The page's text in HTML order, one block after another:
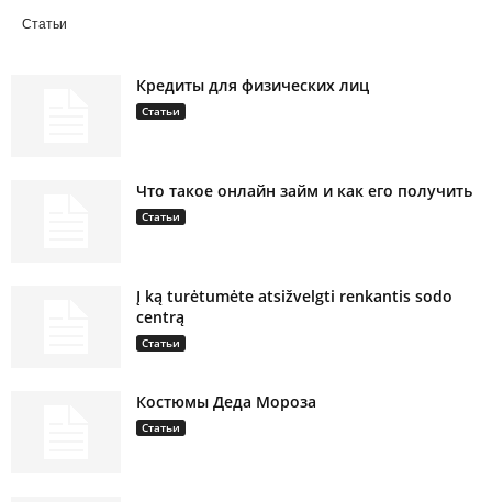
Статьи
Кредиты для физических лиц
Статьи
Что такое онлайн займ и как его получить
Статьи
Į ką turėtumėte atsižvelgti renkantis sodo
centrą
Статьи
Костюмы Деда Мороза
Статьи